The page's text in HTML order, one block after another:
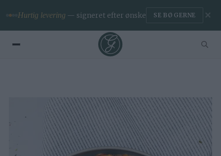
Premium— ingen reklamer & app BLIV MEDLEM ✕